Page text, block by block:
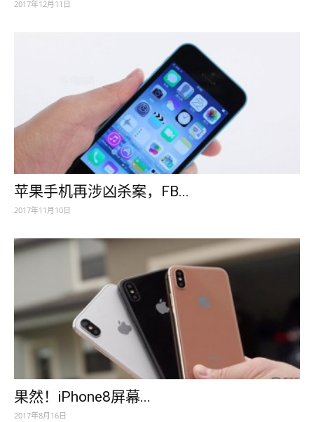
2017年12月11日
苹果手机再涉凶杀案，FB...
2017年11月10日
果然！iPhone8屏幕...
2017年8月16日